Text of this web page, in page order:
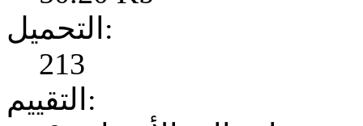
التحميل:
213
التقييم: